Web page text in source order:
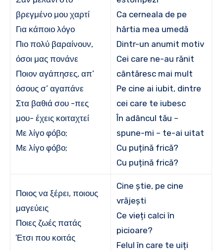
βρεγμένο μου χαρτί
Για κάποιο λόγο
Πιο πολύ βαραίνουν,
όσοι μας πονάνε
Ποιον αγάπησες, απ’
όσους σ’ αγαπάνε
Στα βαθιά σου -πες
μου- έχεις κοιταχτεί
Με λίγο φόβο;
Με λίγο φόβο;
Ca cerneala de pe
hârtia mea umedă
Dintr-un anumit motiv
Cei care ne-au rănit
cântăresc mai mult
Pe cine ai iubit, dintre
cei care te iubesc
În adâncul tău –
spune-mi – te-ai uitat
Cu puțină frică?
Cu puțină frică?
Ποιος να ξέρει, ποιους
μαγεύεις
Ποιες ζωές πατάς
Έτσι που κοιτάς
Cine știe, pe cine
vrăjești
Ce vieți calci în
picioare?
Felul în care te uiți